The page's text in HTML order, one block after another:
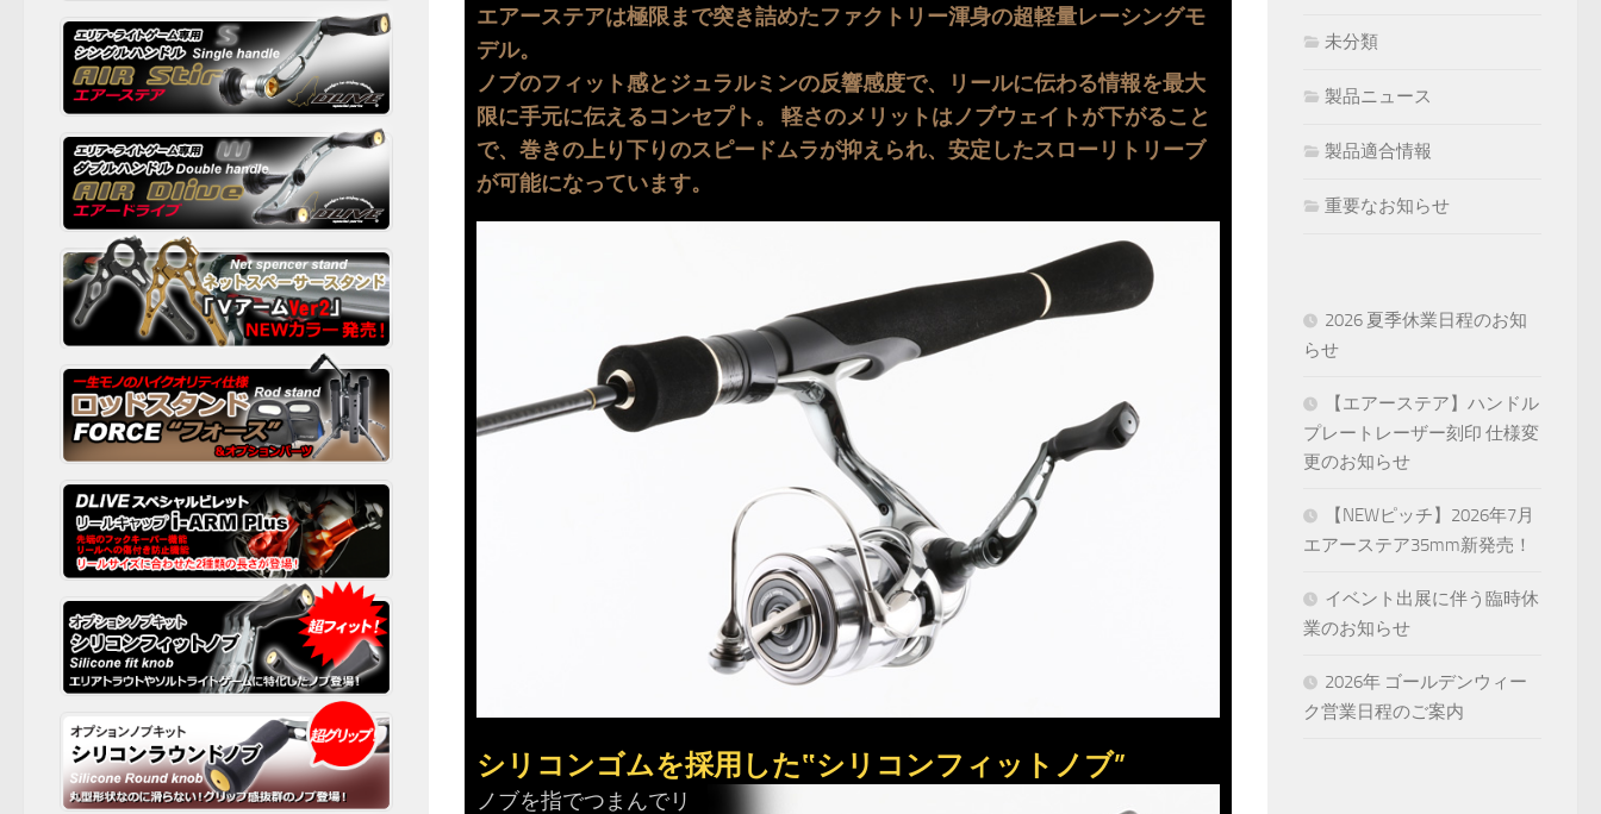
エアーステアは極限まで突き詰めたファクトリー渾身の超軽量レーシングモ
デル。
ノブのフィット感とジュラルミンの反響感度で、リールに伝わる情報を最大
限に手元に伝えるコンセプト。 軽さのメリットはノブウェイトが下がること
で、巻きの上り下りのスピードムラが抑えられ、安定したスローリトリーブ
が可能になっています。
シリコンゴムを採用した‟シリコンフィットノブ”
ノブを指でつまんでリ
未分類
製品ニュース
製品適合情報
重要なお知らせ
2026 夏季休業日程のお知
らせ
【エアーステア】ハンドル
プレートレーザー刻印 仕様変
更のお知らせ
【NEWピッチ】2026年7月
エアーステア35mm新発売！
イベント出展に伴う臨時休
業のお知らせ
2026年 ゴールデンウィー
ク営業日程のご案内